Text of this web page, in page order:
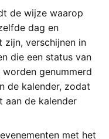
de wijze waarop
dag en
verschijnen in
die een status van
worden genummerd
de kalender, zodat
aan de kalender
met het